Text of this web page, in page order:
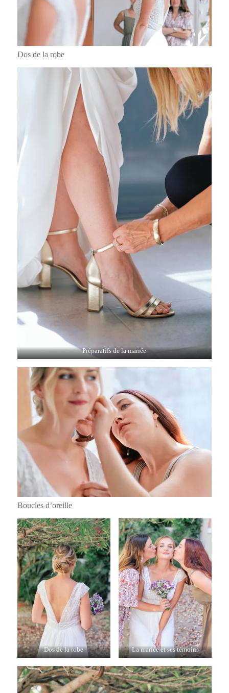
Dos de la robe
Préparatifs de la mariée
Boucles d’oreille
Dos de la robe La mariée et ses témoins